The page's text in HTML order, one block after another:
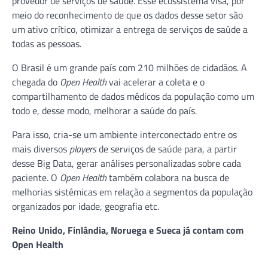
meio do reconhecimento de que os dados desse setor são
um ativo crítico, otimizar a entrega de serviços de saúde a
todas as pessoas.
O Brasil é um grande país com 210 milhões de cidadãos. A
chegada do Open Healthvai acelerar a coleta e o
compartilhamento de dados médicos da população como um
todo e, desse modo, melhorar a saúde do país.
Para isso, cria-se um ambiente interconectado entre os
mais diversos playersde serviços de saúde para, a partir
desse Big Data, gerar análises personalizadas sobre cada
paciente. O Open Healthtambém colabora na busca de
melhorias sistêmicas em relação a segmentos da população
organizados por idade, geografia etc.
Reino Unido, Finlândia, Noruega e Sueca já contam com
Open Health